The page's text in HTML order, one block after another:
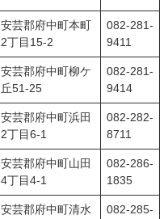
安芸郡府中町本町
2丁目15-2
082-281-
9411
安芸郡府中町柳ケ
丘51-25
082-281-
9414
安芸郡府中町浜田
2丁目6-1
082-282-
8711
安芸郡府中町山田
4丁目4-1
082-286-
1835
安芸郡府中町清水
082-285-